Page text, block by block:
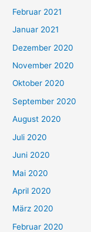
Februar 2021
Januar 2021
Dezember 2020
November 2020
Oktober 2020
September 2020
August 2020
Juli 2020
Juni 2020
Mai 2020
April 2020
März 2020
Februar 2020